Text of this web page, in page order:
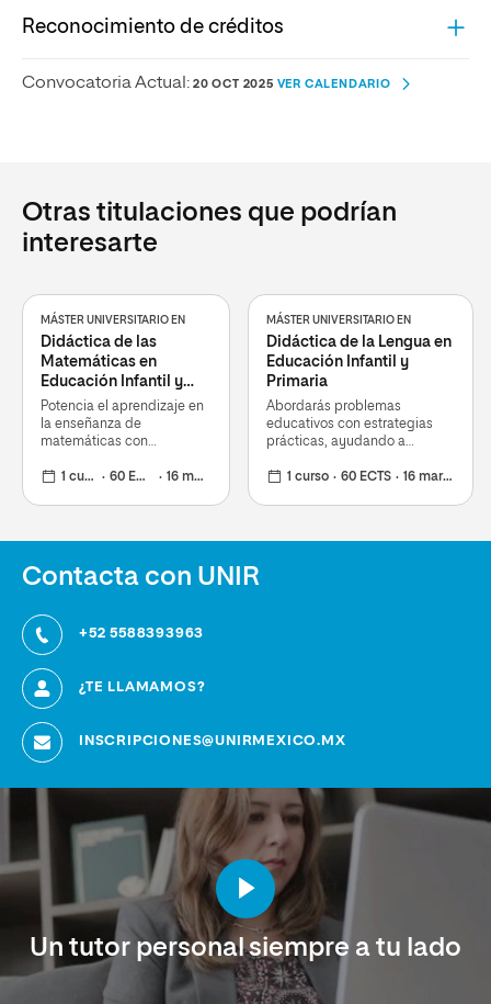
Reconocimiento de créditos
Convocatoria Actual: 20 OCT 2025 VER CALENDARIO
Otras titulaciones que podrían
interesarte
MÁSTER UNIVERSITARIO EN
Didáctica de las
Matemáticas en
Educación Infantil y
Primaria
Potencia el aprendizaje en
la enseñanza de
matemáticas con
novedosas
1 curso 60 ECTS 16 mar 2026
MÁSTER UNIVERSITARIO EN
Didáctica de la Lengua en
Educación Infantil y
Primaria
Abordarás problemas
educativos con estrategias
prácticas, ayudando a
lectoescritura
1 curso 60 ECTS 16 mar 2026
Contacta con UNIR
+52 5588393963
¿TE LLAMAMOS?
INSCRIPCIONES@UNIRMEXICO.MX
Un tutor personal siempre a tu lado